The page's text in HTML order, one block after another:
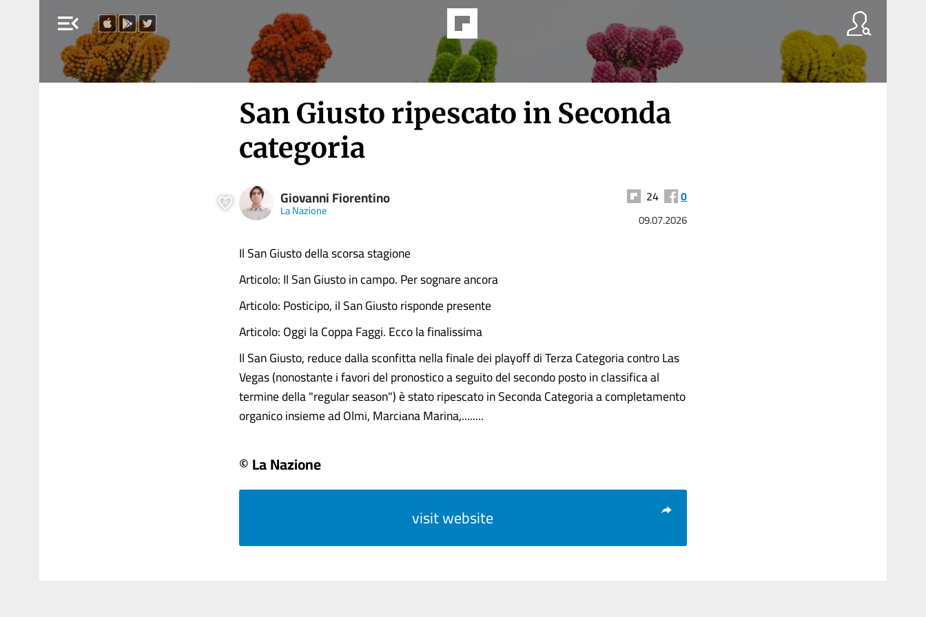
menu_open
San Giusto ripescato in Seconda
categoria
Giovanni Fiorentino
La Nazione
24 0
09.07.2026
Il San Giusto della scorsa stagione
Articolo: Il San Giusto in campo. Per sognare ancora
Articolo: Posticipo, il San Giusto risponde presente
Articolo: Oggi la Coppa Faggi. Ecco la finalissima
Il San Giusto, reduce dalla sconfitta nella finale dei playoff di Terza Categoria contro Las
Vegas (nonostante i favori del pronostico a seguito del secondo posto in classifica al
termine della "regular season") è stato ripescato in Seconda Categoria a completamento
organico insieme ad Olmi, Marciana Marina,........
© La Nazione
visit website